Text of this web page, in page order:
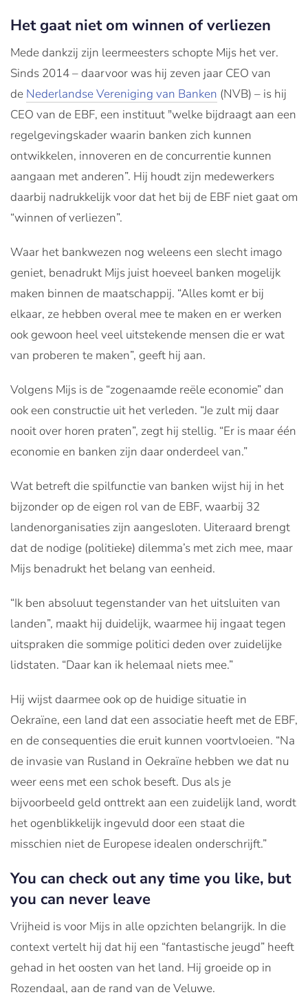
Het gaat niet om winnen of verliezen
Mede dankzij zijn leermeesters schopte Mijs het ver.
Sinds 2014 – daarvoor was hij zeven jaar CEO van
de Nederlandse Vereniging van Banken (NVB) – is hij
CEO van de EBF, een instituut "welke bijdraagt aan een
regelgevingskader waarin banken zich kunnen
ontwikkelen, innoveren en de concurrentie kunnen
aangaan met anderen”. Hij houdt zijn medewerkers
daarbij nadrukkelijk voor dat het bij de EBF niet gaat om
“winnen of verliezen”.
Waar het bankwezen nog weleens een slecht imago
geniet, benadrukt Mijs juist hoeveel banken mogelijk
maken binnen de maatschappij. “Alles komt er bij
elkaar, ze hebben overal mee te maken en er werken
ook gewoon heel veel uitstekende mensen die er wat
van proberen te maken”, geeft hij aan.
Volgens Mijs is de “zogenaamde reële economie” dan
ook een constructie uit het verleden. “Je zult mij daar
nooit over horen praten”, zegt hij stellig. “Er is maar één
economie en banken zijn daar onderdeel van.”
Wat betreft die spilfunctie van banken wijst hij in het
bijzonder op de eigen rol van de EBF, waarbij 32
landenorganisaties zijn aangesloten. Uiteraard brengt
dat de nodige (politieke) dilemma’s met zich mee, maar
Mijs benadrukt het belang van eenheid.
“Ik ben absoluut tegenstander van het uitsluiten van
landen”, maakt hij duidelijk, waarmee hij ingaat tegen
uitspraken die sommige politici deden over zuidelijke
lidstaten. “Daar kan ik helemaal niets mee.”
Hij wijst daarmee ook op de huidige situatie in
Oekraïne, een land dat een associatie heeft met de EBF,
en de consequenties die eruit kunnen voortvloeien. “Na
de invasie van Rusland in Oekraïne hebben we dat nu
weer eens met een schok beseft. Dus als je
bijvoorbeeld geld onttrekt aan een zuidelijk land, wordt
het ogenblikkelijk ingevuld door een staat die
misschien niet de Europese idealen onderschrijft.”
You can check out any time you like, but
you can never leave
Vrijheid is voor Mijs in alle opzichten belangrijk. In die
context vertelt hij dat hij een “fantastische jeugd” heeft
gehad in het oosten van het land. Hij groeide op in
Rozendaal, aan de rand van de Veluwe.